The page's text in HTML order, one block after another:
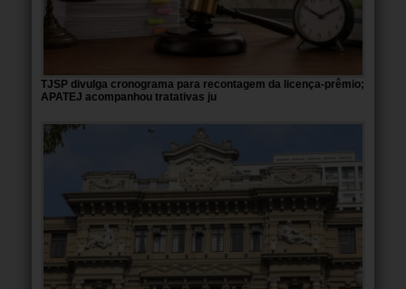
TJSP divulga cronograma para recontagem da licença-prêmio;
APATEJ acompanhou tratativas ju